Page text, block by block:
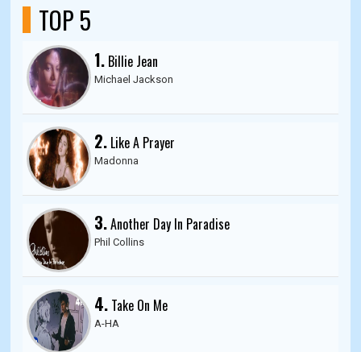
TOP 5
1. Billie Jean
Michael Jackson
2. Like A Prayer
Madonna
3.Another Day In Paradise
Phil Collins
4. Take On Me
A-HA